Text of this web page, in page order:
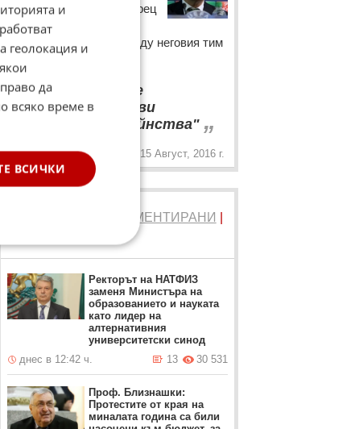
Наставникът на Лудогорец
Георги Дерменджиев
коментира дербито между неговия тим
“ "Мачът нямаше
абсолютно никакви
футболни достойнства" „
15 Август, 2016 г.
КОМЕНТИРАНИ
Ректорът на НАТФИЗ
заменя Министъра на
образованието и науката
като лидер на
алтернативния
университетски синод
днес в 12:42 ч.
30 531
13
Проф. Близнашки:
Протестите от края на
миналата година са били
и
геолокация и
да
всяко време в
ВСИЧКИ